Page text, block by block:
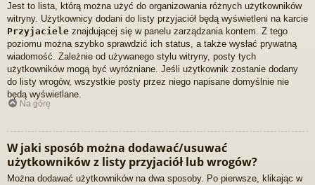
Jest to lista, którą można użyć do organizowania różnych użytkowników
witryny. Użytkownicy dodani do listy przyjaciół będą wyświetleni na karcie
Przyjaciele znajdującej się w panelu zarządzania kontem. Z tego
poziomu można szybko sprawdzić ich status, a także wysłać prywatną
wiadomość. Zależnie od używanego stylu witryny, posty tych
użytkowników mogą być wyróżniane. Jeśli użytkownik zostanie dodany
do listy wrogów, wszystkie posty przez niego napisane domyślnie nie
będą wyświetlane.
Na górę
W jaki sposób można dodawać/usuwać
użytkowników z listy przyjaciół lub wrogów?
Można dodawać użytkowników na dwa sposoby. Po pierwsze, klikając w